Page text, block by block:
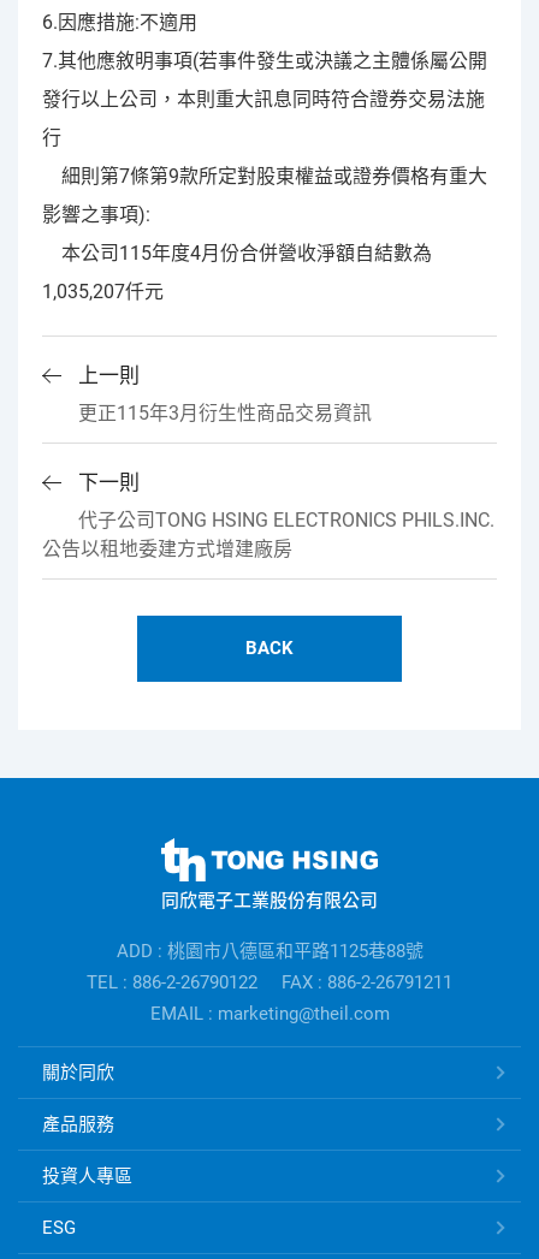
6.因應措施:不適用
7.其他應敘明事項(若事件發生或決議之主體係屬公開
發行以上公司，本則重大訊息同時符合證券交易法施
行
細則第7條第9款所定對股東權益或證券價格有重大
影響之事項):
本公司115年度4月份合併營收淨額自結數為
1,035,207仟元
上一則
更正115年3月衍生性商品交易資訊
下一則
代子公司TONG HSING ELECTRONICS PHILS.INC.
公告以租地委建方式增建廠房
BACK
訊
同欣電子工業股份有限公司
ADD : 桃園市八德區和平路1125巷88號
TEL : 886-2-26790122
FAX : 886-2-26791211
EMAIL : marketing@theil.com
子
速
關於同欣
產品服務
投資人專區
ESG